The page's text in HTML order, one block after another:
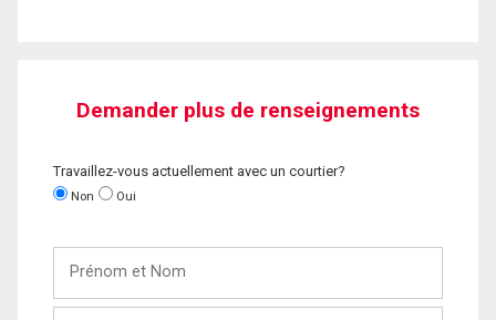
Demander plus de renseignements
Travaillez-vous actuellement avec un courtier?
Non Oui
Nom